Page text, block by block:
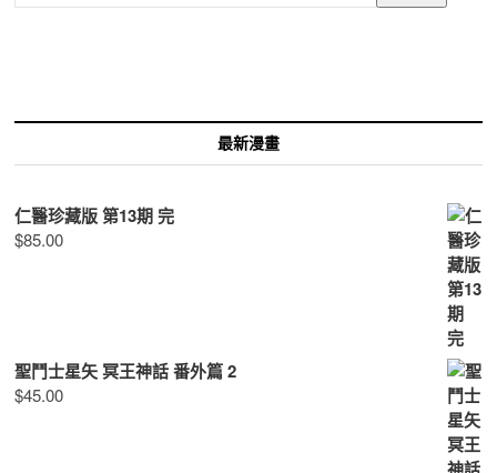
最新漫畫
仁醫珍藏版 第13期 完
$85.00
聖鬥士星矢 冥王神話 番外篇 2
$45.00